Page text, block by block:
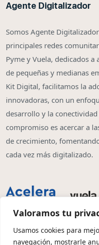
Valoramos tu
Usamos cookies para
navegación, mostrarle
Agente Digitalizador
Somos Agente
principales redes
Pyme y Vuela, dedicados
de pequeñas y medianas
Kit Digital, facilitamos la
innovadoras, con un
desarrollo y la
compromiso es acercar a
de crecimiento,
cada vez más digitalizado.